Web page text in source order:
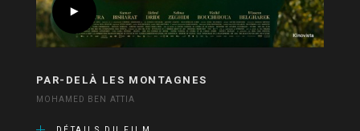
PAR-DELÀ LES MONTAGNES
MOHAMED BEN ATTIA